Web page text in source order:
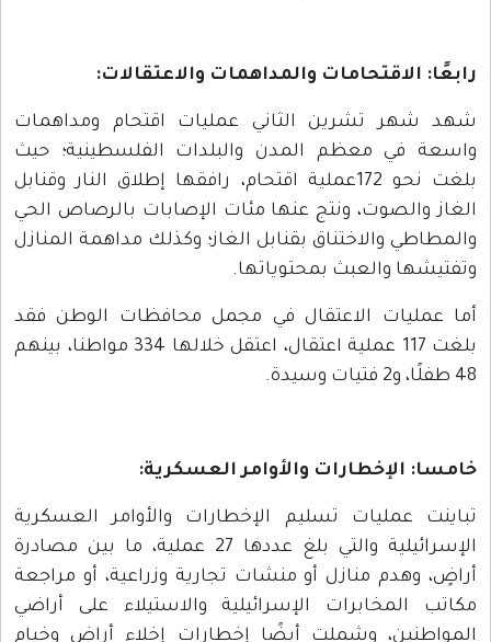
الاقتحامات والمداهمات والاعتقالات:
شهر تشرين الثاني عمليات اقتحام ومداهمات
في معظم المدن والبلدات الفلسطينية؛ حيث
بلغت نحو 172عملية اقتحام، رافقها إطلاق النار وقنابل
والصوت، ونتج عنها مئات الإصابات بالرصاص الحي
والاختناق بقنابل الغاز؛ وكذلك مداهمة المنازل
والعبث بمحتوياتها.
عمليات الاعتقال في مجمل محافظات الوطن فقد
بلغت 117 عملية اعتقال، اعتقل خلالها 334 مواطنا، بينهم
و2 فتيات وسيدة.
الإخطارات والأوامر العسكرية:
عمليات تسليم الإخطارات والأوامر العسكرية
الإسرائيلية والتي بلغ عددها 27 عملية، ما بين مصادرة
وهدم منازل أو منشات تجارية وزراعية، أو مراجعة
المخابرات الإسرائيلية والاستيلاء على أراضي
وشملت أيضًا إخطارات إخلاء أراضٍ وخيام